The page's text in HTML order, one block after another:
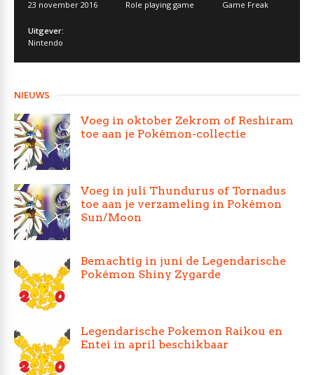
23 november 2016
Role playing game
Game Freak
Uitgever:
Nintendo
NIEUWS
Voeg in oktober Zekrom of Reshiram
toe aan je Pokémon-collectie
Voeg in juli Thundurus of Tornadus
toe aan je verzameling in Pokémon
Sun/Moon
Bemachtig in juni de Legendarische
Pokémon Shiny Zygarde
Legendarische Pokemon Raikou en
Entei in april beschikbaar